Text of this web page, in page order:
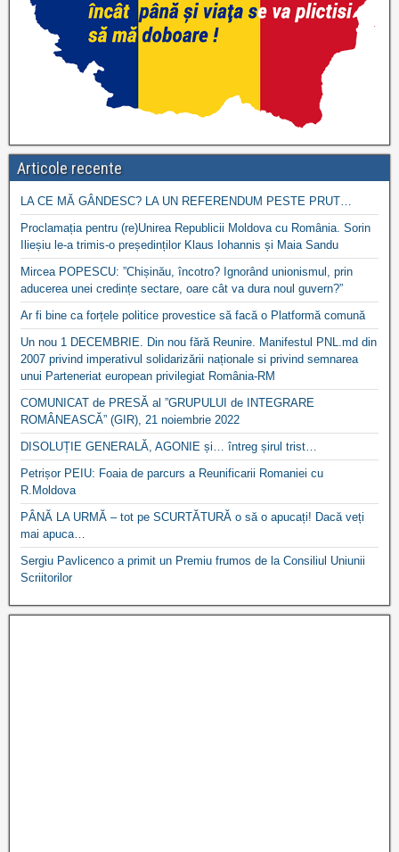
Articole recente
LA CE MĂ GÂNDESC? LA UN REFERENDUM PESTE PRUT…
Proclamația pentru (re)Unirea Republicii Moldova cu România. Sorin
Ilieșiu le-a trimis-o președinților Klaus Iohannis și Maia Sandu
Mircea POPESCU: ”Chișinău, încotro? Ignorând unionismul, prin
aducerea unei credințe sectare, oare cât va dura noul guvern?”
Ar fi bine ca forțele politice provestice să facă o Platformă comună
Un nou 1 DECEMBRIE. Din nou fără Reunire. Manifestul PNL.md din
2007 privind imperativul solidarizării naționale si privind semnarea
unui Parteneriat european privilegiat România-RM
COMUNICAT de PRESĂ al ”GRUPULUI de INTEGRARE
ROMÂNEASCĂ” (GIR), 21 noiembrie 2022
DISOLUȚIE GENERALĂ, AGONIE și… întreg șirul trist…
Petrișor PEIU: Foaia de parcurs a Reunificarii Romaniei cu
R.Moldova
PÂNĂ LA URMĂ – tot pe SCURTĂTURĂ o să o apucați! Dacă veți
mai apuca…
Sergiu Pavlicenco a primit un Premiu frumos de la Consiliul Uniunii
Scriitorilor